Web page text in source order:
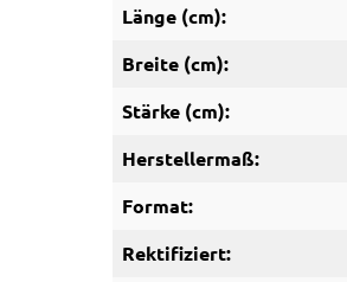
Länge (cm):
Breite (cm):
Stärke (cm):
Herstellermaß:
Format:
Rektifiziert: